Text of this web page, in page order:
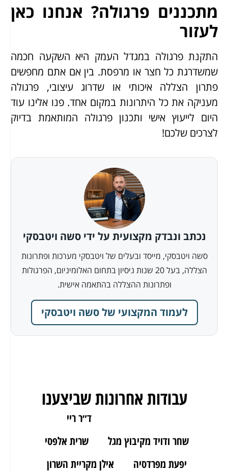
מתכננים פרגולה? אנחנו כאן
לעזור
התקנת פרגולה במגדל העמק היא השקעה חכמה
שמשדרגת כל חצר או מרפסת. בין אם אתם מחפשים
פתרון הצללה איכותי או שדרוג עיצובי, פרגולה
מעניקה את כל היתרונות במקום אחד. פנו אלינו עוד
היום לייעוץ אישי ותכנון פרגולה המותאמת בדיוק
לצרכים שלכם!
נכתב ונבדק מקצועית על ידי סשה ויטבסקי
סשה ויטבסקי, מייסד ובעלים של ויטבסקי מערכות ופתרונות
הצללה, בעל 20 שנות ניסיון בתחום האלומיניום, הפרגולות
ופתרונות ההצללה בהתאמה אישית.
לעמוד המקצועי של סשה ויטבסקי
עבודות אחרונות שביצענו
ד״ר ריי
שחר ודויד מקיבוץ מגל
שרית אלפסי
יפעת מפרדסיה
אילן מקריית השרון